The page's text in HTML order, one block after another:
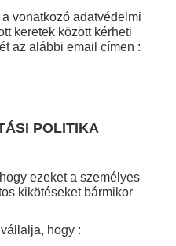
vonatkozó adatvédelmi
keretek között kérheti
az alábbi email címen :
POLITIKA
ezeket a személyes
kikötéseket bármikor
hogy :